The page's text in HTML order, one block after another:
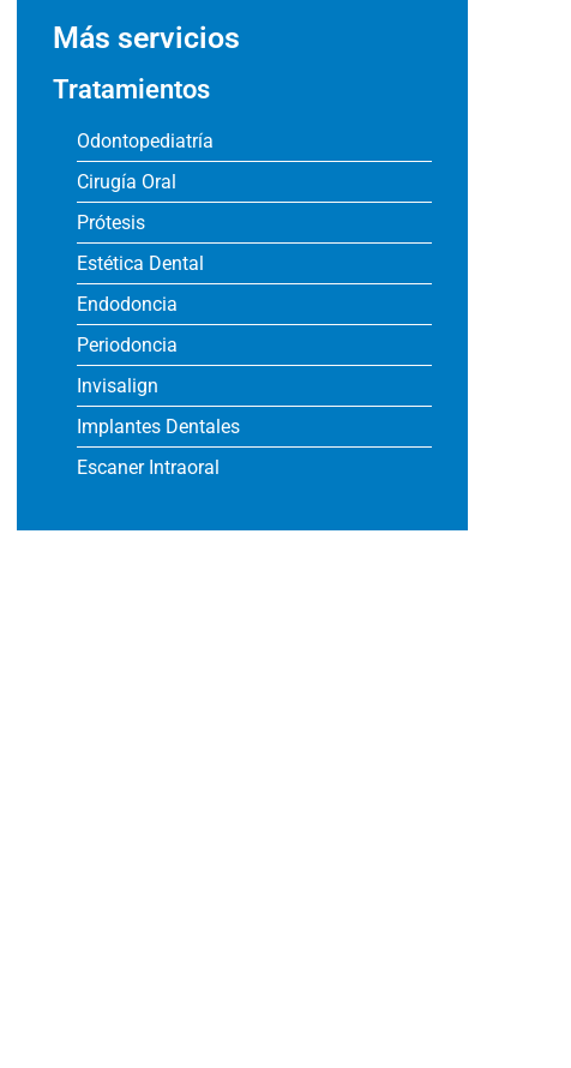
Más servicios
Tratamientos
Odontopediatría
Cirugía Oral
Prótesis
Estética Dental
Endodoncia
Periodoncia
Invisalign
Implantes Dentales
Escaner Intraoral